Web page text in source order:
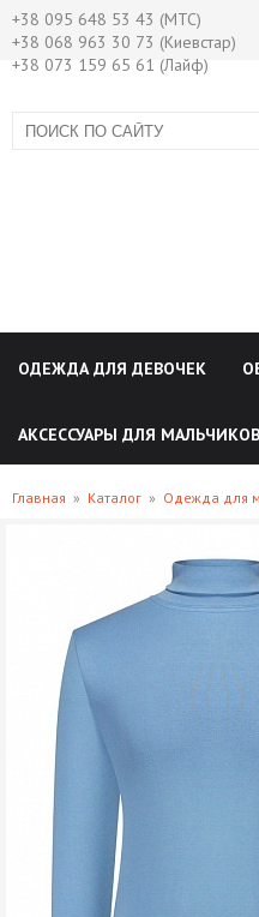
+38 095 648 53 43 (МТС)
+38 068 963 30 73 (Киевстар)
+38 073 159 65 61 (Лайф)
ОДЕЖДА ДЛЯ ДЕВОЧЕК
АКСЕССУАРЫ ДЛЯ МАЛЬЧИКОВ
Главная » Каталог » Одежда для